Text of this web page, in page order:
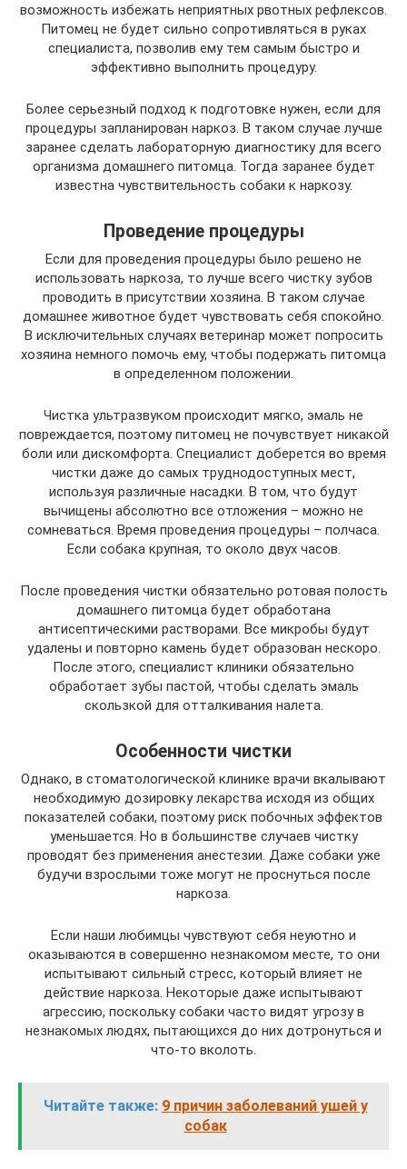
возможность избежать неприятных рвотных рефлексов.
Питомец не будет сильно сопротивляться в руках
специалиста, позволив ему тем самым быстро и
эффективно выполнить процедуру.
Более серьезный подход к подготовке нужен, если для
процедуры запланирован наркоз. В таком случае лучше
заранее сделать лабораторную диагностику для всего
организма домашнего питомца. Тогда заранее будет
известна чувствительность собаки к наркозу.
Проведение процедуры
Если для проведения процедуры было решено не
использовать наркоза, то лучше всего чистку зубов
проводить в присутствии хозяина. В таком случае
домашнее животное будет чувствовать себя спокойно.
В исключительных случаях ветеринар может попросить
хозяина немного помочь ему, чтобы подержать питомца
в определенном положении.
Чистка ультразвуком происходит мягко, эмаль не
повреждается, поэтому питомец не почувствует никакой
боли или дискомфорта. Специалист доберется во время
чистки даже до самых труднодоступных мест,
используя различные насадки. В том, что будут
вычищены абсолютно все отложения – можно не
сомневаться. Время проведения процедуры – полчаса.
Если собака крупная, то около двух часов.
После проведения чистки обязательно ротовая полость
домашнего питомца будет обработана
антисептическими растворами. Все микробы будут
удалены и повторно камень будет образован нескоро.
После этого, специалист клиники обязательно
обработает зубы пастой, чтобы сделать эмаль
скользкой для отталкивания налета.
Особенности чистки
Однако, в стоматологической клинике врачи вкалывают
необходимую дозировку лекарства исходя из общих
показателей собаки, поэтому риск побочных эффектов
уменьшается. Но в большинстве случаев чистку
проводят без применения анестезии. Даже собаки уже
будучи взрослыми тоже могут не проснуться после
наркоза.
Если наши любимцы чувствуют себя неуютно и
оказываются в совершенно незнакомом месте, то они
испытывают сильный стресс, который влияет не
действие наркоза. Некоторые даже испытывают
агрессию, поскольку собаки часто видят угрозу в
незнакомых людях, пытающихся до них дотронуться и
что-то вколоть.
Читайте также: 9 причин заболеваний ушей у
собак